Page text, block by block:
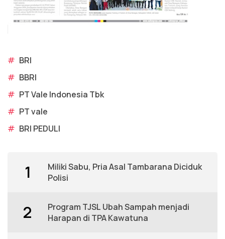
# BRI
# BBRI
# PT Vale Indonesia Tbk
# PT vale
# BRI PEDULI
1
Miliki Sabu, Pria Asal Tambarana Diciduk
Polisi
2
Program TJSL Ubah Sampah menjadi
Harapan di TPA Kawatuna